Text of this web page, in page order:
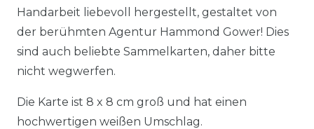
Handarbeit liebevoll hergestellt, gestaltet von
der berühmten Agentur Hammond Gower! Dies
sind auch beliebte Sammelkarten, daher bitte
nicht wegwerfen.
Die Karte ist 8 x 8 cm groß und hat einen
hochwertigen weißen Umschlag.